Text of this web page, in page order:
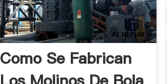
Como Se Fabrican